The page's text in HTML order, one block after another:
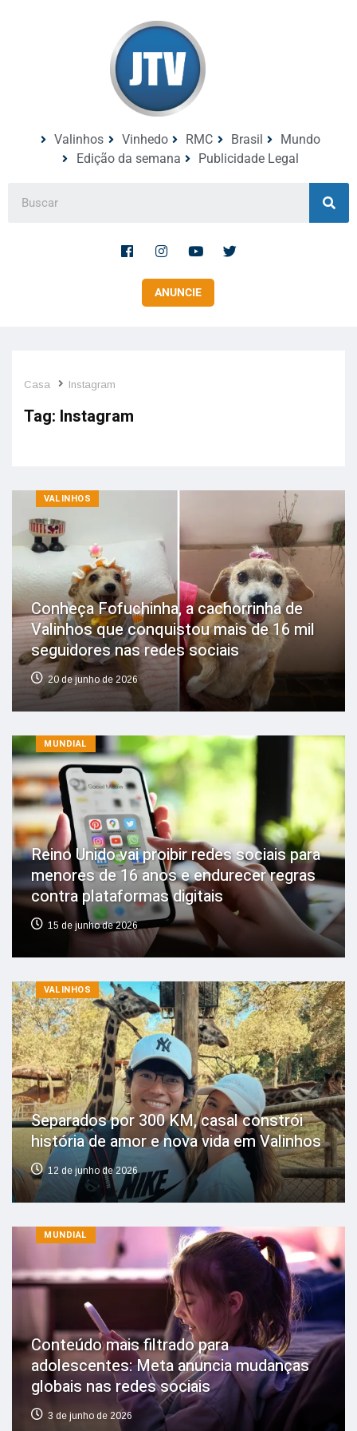
Valinhos Vinhedo RMC Brasil
Mundo
Edição da semana
Publicidade Legal
ANUNCIE
Casa Instagram
Tag: Instagram
VALINHOS
Conheça Fofuchinha, a cachorrinha de
Valinhos que conquistou mais de 16 mil
seguidores nas redes sociais
20 de junho de 2026
MUNDIAL
Reino Unido vai proibir redes sociais para
menores de 16 anos e endurecer regras
contra plataformas digitais
15 de junho de 2026
VALINHOS
Separados por 300 KM, casal constrói
história de amor e nova vida em Valinhos
12 de junho de 2026
MUNDIAL
Conteúdo mais filtrado para
adolescentes: Meta anuncia mudanças
globais nas redes sociais
3 de junho de 2026